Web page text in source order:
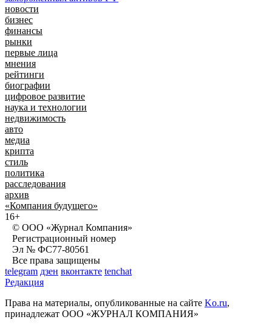
новости
бизнес
финансы
рынки
первые лица
мнения
рейтинги
биографии
цифровое развитие
наука и технологии
недвижимость
авто
медиа
крипта
стиль
политика
расследования
архив
«Компания будущего»
16+
© ООО «Журнал Компания»
Регистрационный номер
Эл № ФС77-80561
Все права защищены
telegram дзен вконтакте tenchat
Редакция
Права на материалы, опубликованные на сайте Ko.ru,
принадлежат ООО «ЖУРНАЛ КОМПАНИЯ»